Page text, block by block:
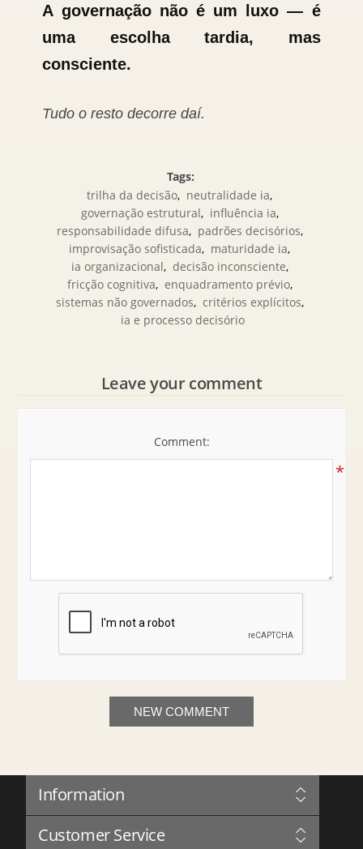
A governação não é um luxo — é
uma escolha tardia, mas
consciente.
Tudo o resto decorre daí.
Tags:
trilha da decisão, neutralidade ia,
governação estrutural, influência ia,
responsabilidade difusa, padrões decisórios,
improvisação sofisticada, maturidade ia,
ia organizacional, decisão inconsciente,
fricção cognitiva, enquadramento prévio,
sistemas não governados, critérios explícitos,
ia e processo decisório
Leave your comment
Comment:
*
NEW COMMENT
Information
Governance
Customer Service